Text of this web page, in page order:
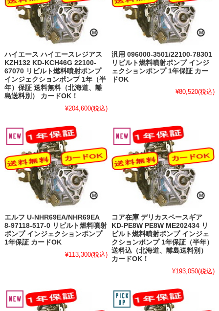
ハイエース ハイエースレジアス
KZH132 KD-KCH46G 22100-
67070 リビルト燃料噴射ポンプ
インジェクションポンプ 1年（半
年）保証 送料無料（北海道、離
島送料別） カードOK！
¥204,600(税込)
汎用 096000-3501/22100-78301
リビルト燃料噴射ポンプ インジ
ェクションポンプ 1年保証 カー
ドOK
¥80,520(税込)
エルフ U-NHR69EA/NHR69EA
8-97118-517-0 リビルト燃料噴射
ポンプ インジェクションポンプ
1年保証 カードOK
¥113,300(税込)
コア在庫 デリカスペースギア
KD-PE8W PE8W ME202434 リ
ビルト燃料噴射ポンプ インジェ
クションポンプ 1年保証（半年）
送料込（北海道、離島送料別）
カードOK！
¥193,050(税込)